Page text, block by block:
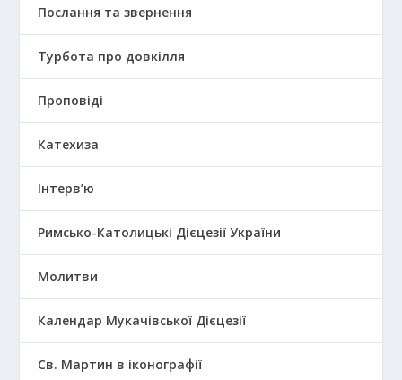
Послання та звернення
Турбота про довкілля
Проповіді
Катехиза
Інтерв’ю
Римсько-Католицькі Дієцезії України
Молитви
Календар Мукачівської Дієцезії
Св. Мартин в іконографії